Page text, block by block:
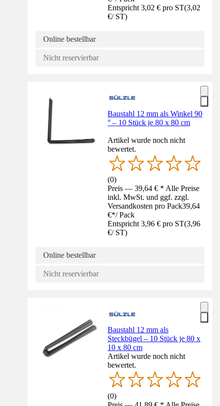
Entspricht 3,02 € pro ST(3,02
€/ ST)
Online bestellbar
Nicht reservierbar
Baustahl 12 mm als Winkel 90
° – 10 Stück je 80 x 80 cm
Artikel wurde noch nicht
bewertet.
(0)
Preis — 39,64 € * Alle Preise
inkl. MwSt. und ggf. zzgl.
Versandkosten pro Pack39,64
€*/ Pack
Entspricht 3,96 € pro ST(3,96
€/ ST)
Online bestellbar
Nicht reservierbar
Baustahl 12 mm als
Steckbügel – 10 Stück je 80 x
10 x 80 cm
Artikel wurde noch nicht
bewertet.
(0)